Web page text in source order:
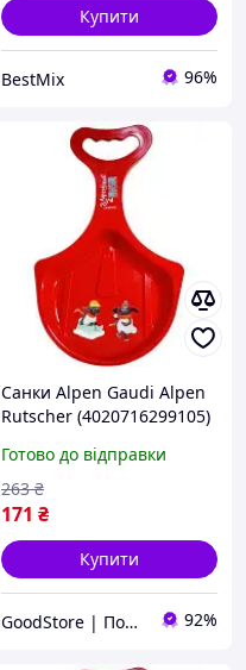
Купити
BestMix 96%
Санки Alpen Gaudi Alpen
Rutscher (4020716299105)
Готово до відправки
171 ₴
263 ₴
Купити
GoodStore | Подарунки, Товари для дому та работи 92%